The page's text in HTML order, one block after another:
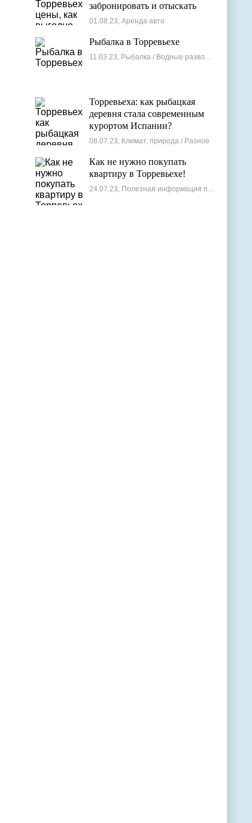
забронировать и отыскать
лучшие варианты
01.08.23, Аренда авто
Рыбалка в Торревьехе
11.03.23, Рыбалка / Водные развлечения
Торревьеха: как рыбацкая
деревня стала современным
курортом Испании?
08.07.23, Климат, природа / Разное
Как не нужно покупать
квартиру в Торревьехе!
24.07.23, Полезная информация по недвижимости